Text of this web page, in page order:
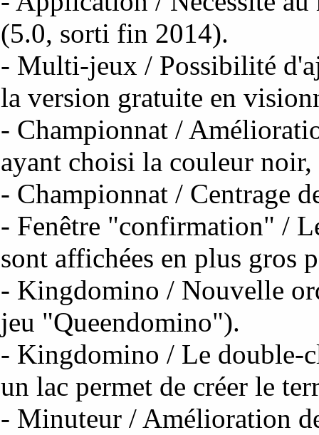
(5.0, sorti fin 2014).
- Multi-jeux / Possibilité
la version gratuite en
- Championnat /
ayant choisi la couleur
- Championnat / Centrage
- Fenêtre "confirmation" /
sont affichées en plus gros
- Kingdomino / Nouvelle
jeu "Queendomino").
- Kingdomino / Le double-
un lac permet de créer le
- Minuteur / Amélioration